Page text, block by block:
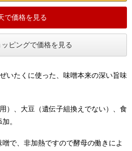
で価格を見る
ピングで価格を見る
いたくに使った、味噌本来の深い旨味
）、大豆（遺伝子組換えでない）、食
。
で、非加熱ですので酵母の働きによ